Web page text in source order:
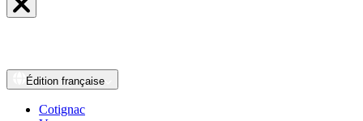
Édition française
Cotignac